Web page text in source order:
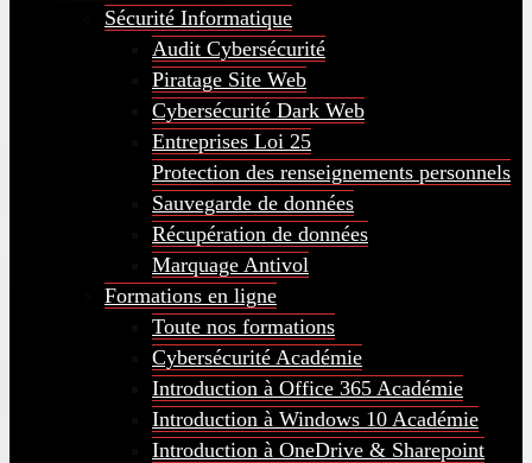
Sécurité Informatique
Audit Cybersécurité
Piratage Site Web
Cybersécurité Dark Web
Entreprises Loi 25
Protection des renseignements personnels
Sauvegarde de données
Récupération de données
Marquage Antivol
Formations en ligne
Toute nos formations
Cybersécurité Académie
Introduction à Office 365 Académie
Introduction à Windows 10 Académie
Introduction à OneDrive & Sharepoint